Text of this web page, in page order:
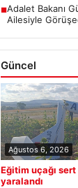
■Adalet Bakanı
Ailesiyle
Güncel
Ağustos 6, 2026
Eğitim uçağı
yaralandı